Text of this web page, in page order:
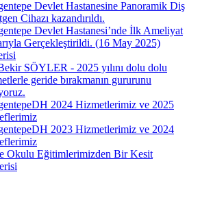
Devlet Hastanesine Panoramik Diş
Cihazı kazandırıldı.
Devlet Hastanesi’nde İlk Ameliyat
Gerçekleştirildi. (16 May 2025)
SÖYLER - 2025 yılını dolu dolu
geride bırakmanın gururunu
2024 Hizmetlerimiz ve 2025
2023 Hizmetlerimiz ve 2024
Okulu Eğitimlerimizden Bir Kesit